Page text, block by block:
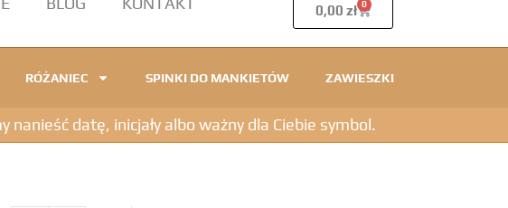
0,00 zł 0
RÓŻANIEC SPINKI DO MANKIETÓW ZAWIESZKI
datę, inicjały albo ważny dla Ciebie symbol.